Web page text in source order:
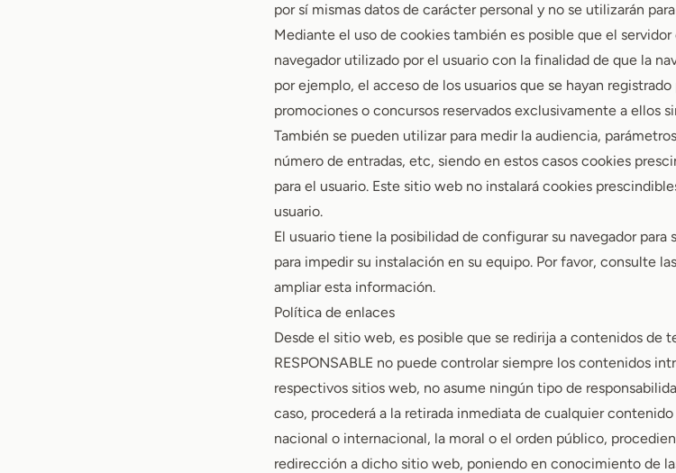
por sí mismas datos de carácter personal y no se utilizarán
Mediante el uso de cookies también es posible que el
navegador utilizado por el usuario con la finalidad de que la
por ejemplo, el acceso de los usuarios que se hayan
promociones o concursos reservados exclusivamente a ellos
También se pueden utilizar para medir la audiencia,
número de entradas, etc, siendo en estos casos cookies
para el usuario. Este sitio web no instalará cookies
usuario.
El usuario tiene la posibilidad de configurar su navegador
para impedir su instalación en su equipo. Por favor, consulte
ampliar esta información.
Política de enlaces
Desde el sitio web, es posible que se redirija a contenidos de
RESPONSABLE no puede controlar siempre los contenidos
respectivos sitios web, no asume ningún tipo de
caso, procederá a la retirada inmediata de cualquier
nacional o internacional, la moral o el orden público,
redirección a dicho sitio web, poniendo en conocimiento de